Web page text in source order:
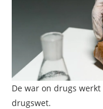
De war on drugs
drugswet.